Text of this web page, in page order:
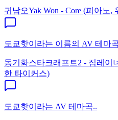
귀남오Yak Won - Core (피아노,
도쿄핫이라는 이름의 AV 테마
동기화스타크래프트2 - 짐레이
한 타이커스)
도쿄핫이라는 AV 테마곡..